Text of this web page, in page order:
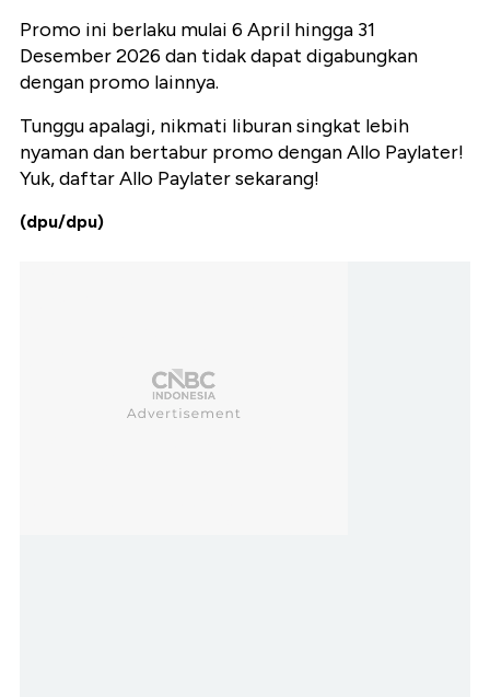
Promo ini berlaku mulai 6 April hingga 31
Desember 2026 dan tidak dapat digabungkan
dengan promo lainnya.
Tunggu apalagi, nikmati liburan singkat lebih
nyaman dan bertabur promo dengan Allo Paylater!
Yuk, daftar Allo Paylater sekarang!
(dpu/dpu)